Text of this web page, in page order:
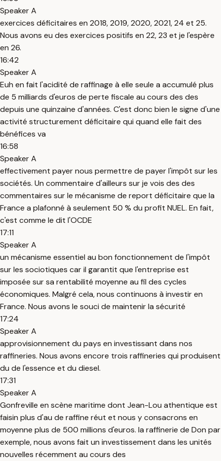
Speaker A
exercices déficitaires en 2018, 2019, 2020, 2021, 24 et 25.
Nous avons eu des exercices positifs en 22, 23 et je l'espère
en 26.
16:42
Speaker A
Euh en fait l'acidité de raffinage à elle seule a accumulé plus
de 5 milliards d'euros de perte fiscale au cours des des
depuis une quinzaine d'années. C'est donc bien le signe d'une
activité structurement déficitaire qui quand elle fait des
bénéfices va
16:58
Speaker A
effectivement payer nous permettre de payer l'impôt sur les
sociétés. Un commentaire d'ailleurs sur je vois des des
commentaires sur le mécanisme de report déficitaire que la
France a plafonné à seulement 50 % du profit NUEL. En fait,
c'est comme le dit l'OCDE
17:11
Speaker A
un mécanisme essentiel au bon fonctionnement de l'impôt
sur les sociotiques car il garantit que l'entreprise est
imposée sur sa rentabilité moyenne au fil des cycles
économiques. Malgré cela, nous continuons à investir en
France. Nous avons le souci de maintenir la sécurité
17:24
Speaker A
approvisionnement du pays en investissant dans nos
raffineries. Nous avons encore trois raffineries qui produisent
du de l'essence et du diesel.
17:31
Speaker A
Gonfreville en scène maritime dont Jean-Lou athentique est
faisin plus d'au de raffine réut et nous y consacrons en
moyenne plus de 500 millions d'euros. la raffinerie de Don par
exemple, nous avons fait un investissement dans les unités
nouvelles récemment au cours des